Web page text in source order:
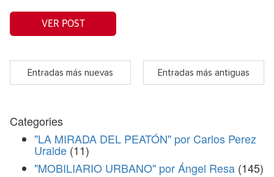
VER POST
Entradas más nuevas Entradas más antiguas
Categories
"LA MIRADA DEL PEATÓN" por Carlos Perez
Uralde (11)
"MOBILIARIO URBANO" por Ángel Resa (145)